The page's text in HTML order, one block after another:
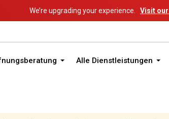
We’re upgrading your experience. Visit our
Alle Dienstleistungen